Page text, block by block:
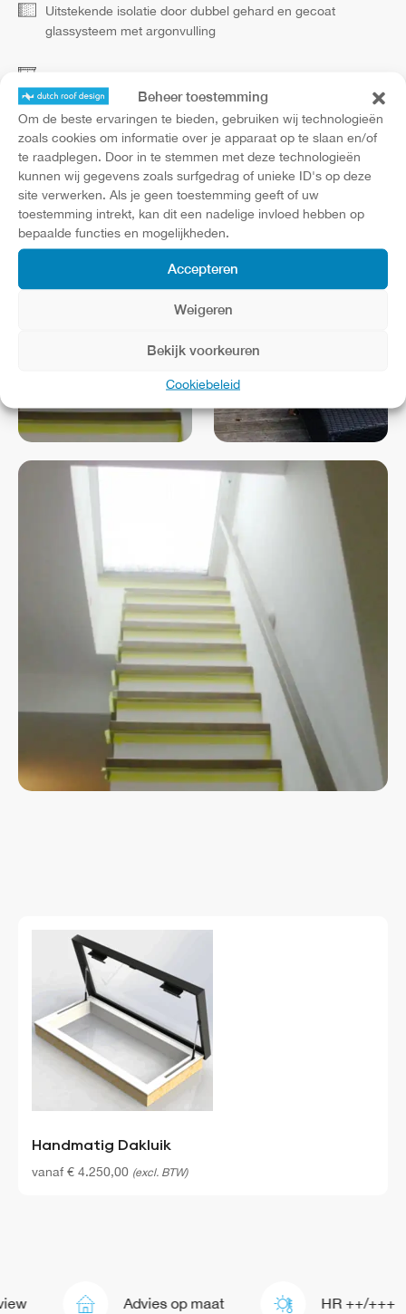
Beheer toestemming
Om de beste ervaringen te bieden, gebruiken wij technologieën
zoals cookies om informatie over je apparaat op te slaan en/of
te raadplegen. Door in te stemmen met deze technologieën
kunnen wij gegevens zoals surfgedrag of unieke ID's op deze
site verwerken. Als je geen toestemming geeft of uw
toestemming intrekt, kan dit een nadelige invloed hebben op
bepaalde functies en mogelijkheden.
Accepteren
Weigeren
Bekijk voorkeuren
Cookiebeleid
Uitstekende isolatie door dubbel gehard en gecoat
glassysteem met argonvulling
Handmatig Dakluik
vanaf € 4.250,00 (excl. BTW)
Advies op maat HR ++/+++